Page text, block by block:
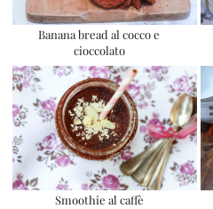
Banana bread al cocco e
cioccolato
Smoothie al caffè